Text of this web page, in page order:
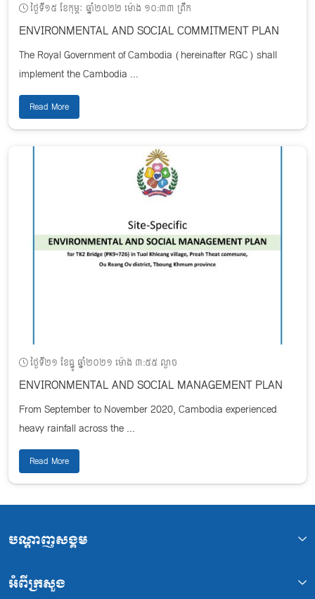
ថ្ងៃទី១៥ ខែកុម្ភៈ ឆ្នាំ២០២២ ម៉ោង ១០:៣៣ ព្រឹក
ENVIRONMENTAL AND SOCIAL COMMITMENT PLAN
The Royal Government of Cambodia (hereinafter RGC) shall
implement the Cambodia ...
Read More
ថ្ងៃទី២១ ខែធ្នូ ឆ្នាំ២០២១ ម៉ោង ៣:៥៥ ល្ងាច
ENVIRONMENTAL AND SOCIAL MANAGEMENT PLAN
From September to November 2020, Cambodia experienced
heavy rainfall across the ...
Read More
បណ្ដាញសង្គម
អំពីក្រសួង